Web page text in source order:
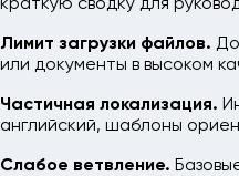
краткую сводку для
Лимит загрузки файлов.
или документы в высоком
Частичная локализация.
английский, шаблоны
Слабое ветвление.